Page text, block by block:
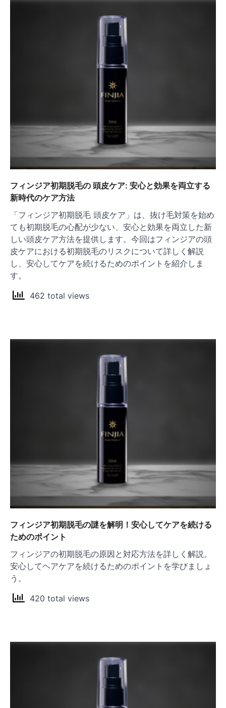
フィンジア初期脱毛の 頭皮ケア: 安心と効果を両立する
新時代のケア方法
「フィンジア初期脱毛 頭皮ケア」は、抜け毛対策を始め
ても初期脱毛の心配が少ない、安心と効果を両立した新
しい頭皮ケア方法を提供します。今回はフィンジアの頭
皮ケアにおける初期脱毛のリスクについて詳しく解説
し、安心してケアを続けるためのポイントを紹介しま
す。
462 total views
フィンジア初期脱毛の謎を解明！安心してケアを続ける
ためのポイント
フィンジアの初期脱毛の原因と対応方法を詳しく解説。
安心してヘアケアを続けるためのポイントを学びましょ
う。
420 total views